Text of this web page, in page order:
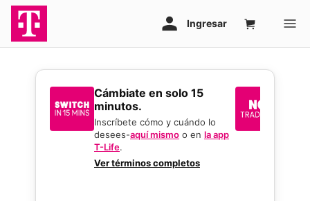
​​​​​​​Cámbiate en solo 15
minutos.
Inscríbete cómo y cuándo lo
desees-aquí mismo o en la app
T-Life.
Ver términos completos